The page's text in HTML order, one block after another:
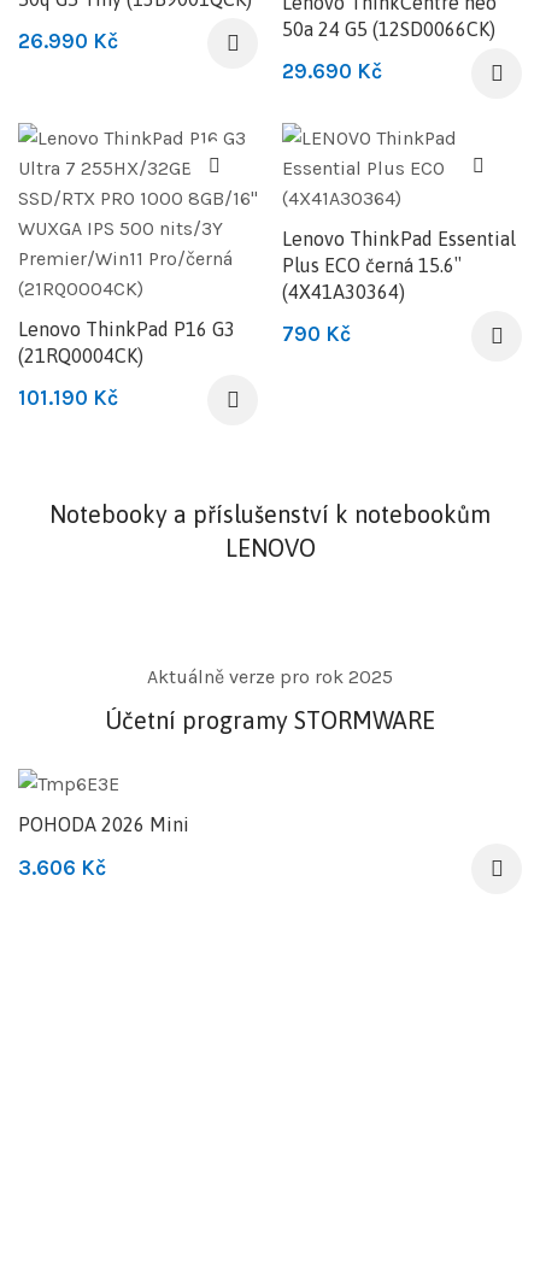
26.990 Kč
50a 24 G5 (12SD0066CK)
29.690 Kč
Lenovo ThinkPad P16 G3
(21RQ0004CK)
101.190 Kč
Lenovo ThinkPad Essential
Plus ECO černá 15.6″
(4X41A30364)
790 Kč
Notebooky a příslušenství k notebookům
LENOVO
Aktuálně verze pro rok 2025
Účetní programy STORMWARE
POHODA 2026 Mini
3.606 Kč